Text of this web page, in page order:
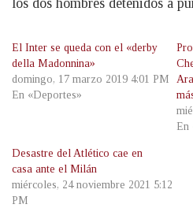
El Inter se queda con el «derby
della Madonnina»
domingo, 17 marzo 2019 4:01 PM
En «Deportes»
En
Desastre del Atlético cae en
casa ante el Milán
miércoles, 24 noviembre 2021 5:12
PM